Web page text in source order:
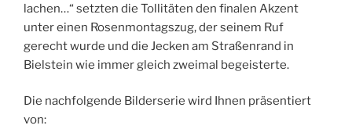
lachen…“ setzten die Tollitäten den finalen Akzent
unter einen Rosenmontagszug, der seinem Ruf
gerecht wurde und die Jecken am Straßenrand in
Bielstein wie immer gleich zweimal begeisterte.
Die nachfolgende Bilderserie wird Ihnen präsentiert
von: